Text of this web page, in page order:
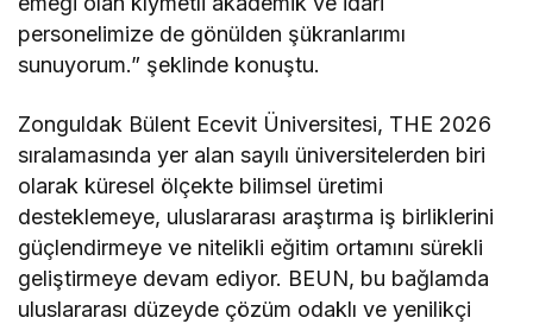
personelimize de gönülden şükranlarımı
sunuyorum.” şeklinde konuştu.
Zonguldak Bülent Ecevit Üniversitesi, THE 2026
sıralamasında yer alan sayılı üniversitelerden biri
olarak küresel ölçekte bilimsel üretimi
desteklemeye, uluslararası araştırma iş birliklerini
güçlendirmeye ve nitelikli eğitim ortamını sürekli
geliştirmeye devam ediyor. BEUN, bu bağlamda
uluslararası düzeyde çözüm odaklı ve yenilikçi